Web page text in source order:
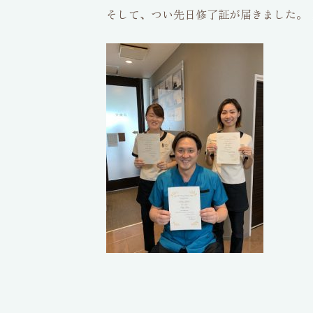
そして、つい先日修了証が届きました